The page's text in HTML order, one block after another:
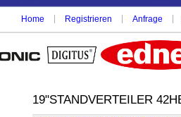
Home Registrieren Anfrage
19"STANDVERTEILER